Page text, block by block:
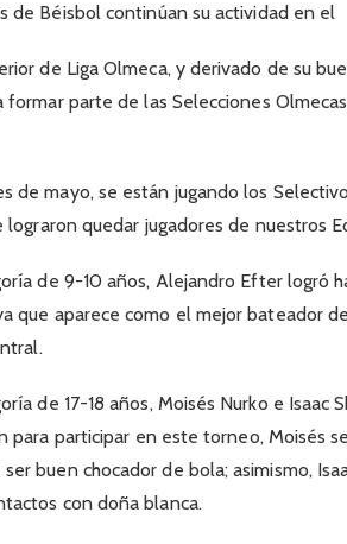
de Béisbol continúan su actividad en el
de Liga Olmeca, y derivado de su
formar parte de las Selecciones
de mayo, se están jugando los
lograron quedar jugadores de nuestros
de 9-10 años, Alejandro Efter logró
que aparece como el mejor bateador
de 17-18 años, Moisés Nurko e
para participar en este torneo, Moisés
buen chocador de bola; asimismo,
con doña blanca.